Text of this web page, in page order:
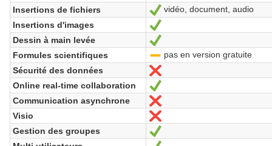
Insertions de fichiers
Ja
vidéo, document, audio
Insertions d'images
Ja
Dessin à main levée
Formules scientifiques
pas en version gratuite
Sécurité des données
Nein
Online real-time collaboration
Ja
Communication asynchrone
Nein
Visio
Nein
Gestion des groupes